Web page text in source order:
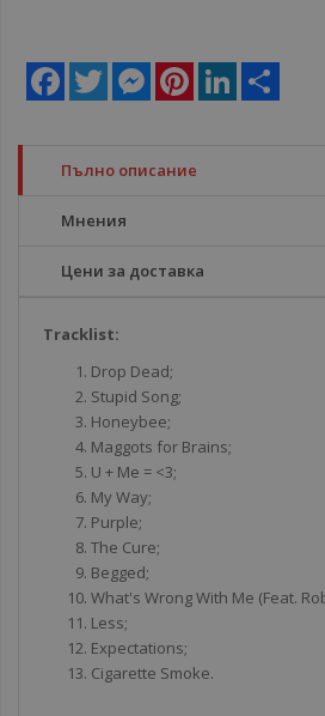
Facebook
Twitter MessengerPinterestLinkedIn
Пълно описание
Мнения
Цени за доставка
Tracklist:
Drop Dead;
Stupid Song;
Honeybee;
Maggots for Brains;
U + Me = <3;
My Way;
Purple;
The Cure;
Begged;
What's Wrong With Me (Feat.
Less;
Expectations;
Cigarette Smoke.